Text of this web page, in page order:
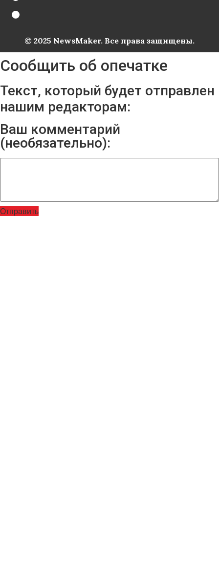
© 2025 NewsMaker. Все права защищены.
Сообщить об опечатке
Текст, который будет отправлен
нашим редакторам:
Ваш комментарий
(необязательно):
Отправить